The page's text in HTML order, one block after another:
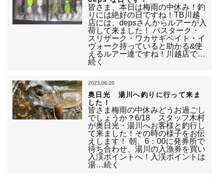
皆さま、本日は梅雨の中休み！釣
りには絶好の日ですね！TB川越
店には、depsさんからルアーが入
荷して来ました！ バスターク・
スリザーク・ワカサギベイト・イ
ヴォーク持っていると助かる&使
えるルアー達ですね！川越店で…
続く
2023.06.20
奥日光 湯川へ釣りに行って来ま
した！
皆さま梅雨の中休みどうお過ごし
でしょうか？6/18 スタッフ木村
が奥日光・湯川へお客様と釣行し
て来ました！その時の様子をお伝
えします！ 朝、6：00に発券所で
待ち合わせ、湯川の入漁券を買い
入渓ポイントへ！入渓ポイントは
湯…続く